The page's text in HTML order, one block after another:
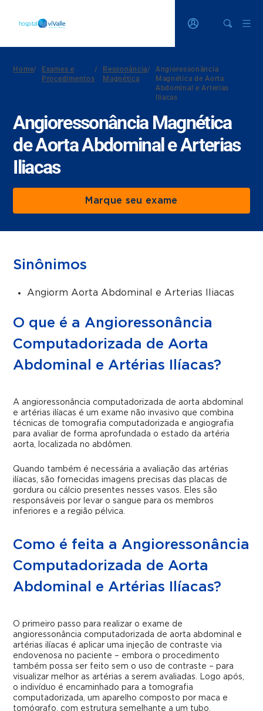
Home/
Exames e
Procedimentos
/
Ressonância
Magnética
/
Angioressonância
Magnética de Aorta
Abdominal e Arterias
Iliacas
Angioressonância Magnética
de Aorta Abdominal e Arterias
Iliacas
Marque seu exame
Sinônimos
Angiorm Aorta Abdominal e Arterias Iliacas
O que é a Angioressonância
Computadorizada de Aorta
Abdominal e Artérias Ilíacas?
A angioressonância computadorizada de aorta abdominal
e artérias ilíacas é um exame não invasivo que combina
técnicas de tomografia computadorizada e angiografia
para avaliar de forma aprofundada o estado da artéria
aorta, localizada no abdômen.
Quando também é necessária a avaliação das artérias
ilíacas, são fornecidas imagens precisas das placas de
gordura ou cálcio presentes nesses vasos. Eles são
responsáveis por levar o sangue para os membros
inferiores e a região pélvica.
Como é feita a Angioressonância
Computadorizada de Aorta
Abdominal e Artérias Ilíacas?
O primeiro passo para realizar o exame de
angioressonância computadorizada de aorta abdominal e
artérias ilíacas é aplicar uma injeção de contraste via
endovenosa no paciente – embora o procedimento
também possa ser feito sem o uso de contraste – para
visualizar melhor as artérias a serem avaliadas. Logo após,
o indivíduo é encaminhado para a tomografia
computadorizada, um aparelho composto por maca e
tomógrafo, com estrutura semelhante a um tubo.